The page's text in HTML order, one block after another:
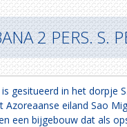
2 PERS. S.
gesitueerd in het dorpje
eiland Sao
een bijgebouw dat als